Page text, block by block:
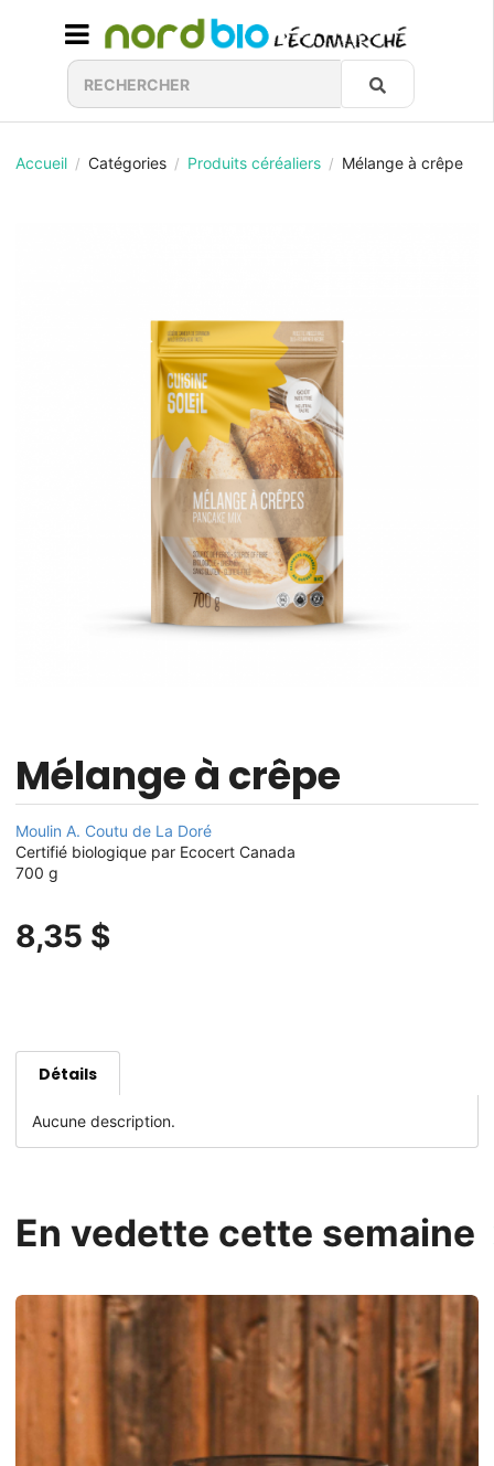
Accueil / Catégories / Produits céréaliers / Mélange à crêpe
Mélange à crêpe
Moulin A. Coutu de La Doré
Certifié biologique par Ecocert Canada
700 g
8,35 $
Détails
Aucune description.
En vedette cette semaine